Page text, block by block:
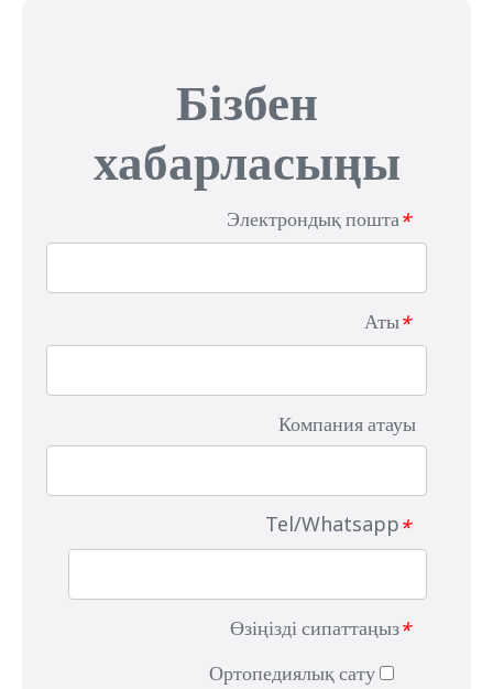
Бізбен
хабарласыңы
*
Электрондық пошта
*
Аты
Компания атауы
*
Tel/Whatsapp
*
Өзіңізді сипаттаңыз